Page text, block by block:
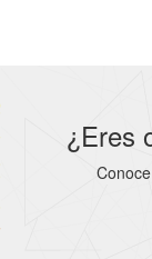
¿Eres